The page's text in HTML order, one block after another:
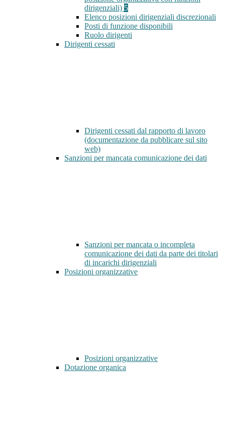
dirigenziali) 5
Elenco posizioni dirigenziali discrezionali
Posti di funzione disponibili
Ruolo dirigenti
Dirigenti cessati
Dirigenti cessati dal rapporto di lavoro
(documentazione da pubblicare sul sito
web)
Sanzioni per mancata comunicazione dei dati
Sanzioni per mancata o incompleta
comunicazione dei dati da parte dei titolari
di incarichi dirigenziali
Posizioni organizzative
Posizioni organizzative
Dotazione organica